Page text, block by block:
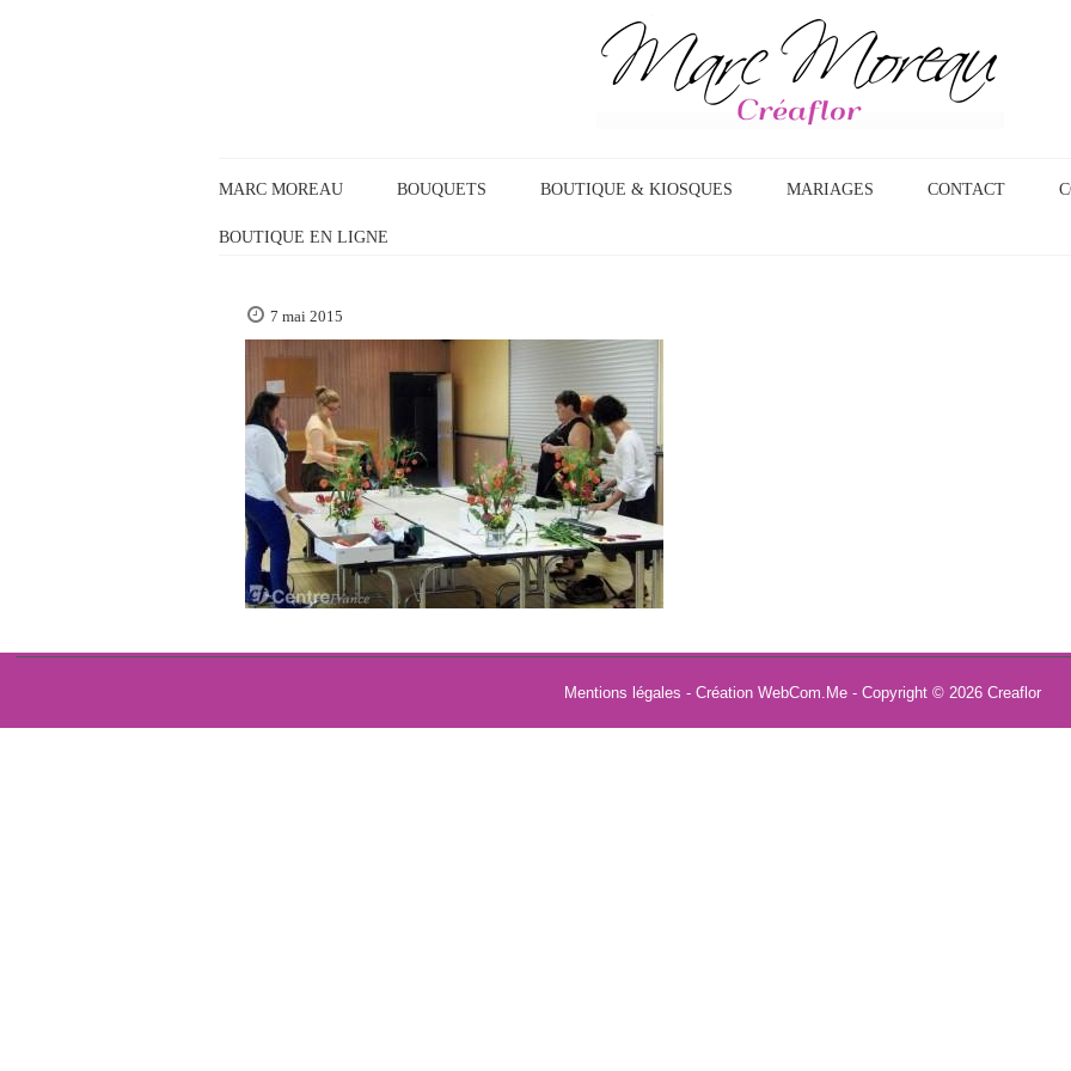
MARC MOREAU BOUQUETS BOUTIQUE & KIOSQUES MARIAGES CONTACT
BOUTIQUE EN LIGNE
7 mai 2015
Mentions légales - Création WebCom.Me - Copyright © 2026Creaflor